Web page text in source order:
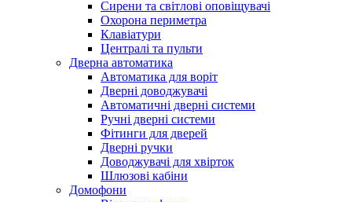
Сирени та світлові оповіщувачі
Охорона периметра
Клавіатури
Централі та пульти
Дверна автоматика
Автоматика для воріт
Дверні доводжувачі
Автоматичні дверні системи
Ручні дверні системи
Фітинги для дверей
Дверні ручки
Доводжувачі для хвірток
Шлюзові кабіни
Домофони